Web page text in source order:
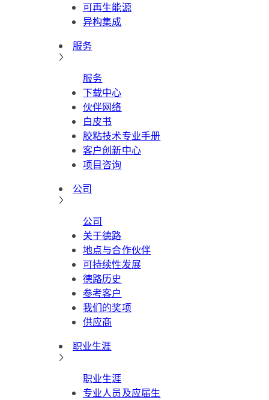
可再生能源
异构集成
服务
服务
下载中心
伙伴网络
白皮书
胶粘技术专业手册
客户创新中心
项目咨询
公司
公司
关于德路
地点与合作伙伴
可持续性发展
德路历史
参考客户
我们的奖项
供应商
职业生涯
职业生涯
专业人员及应届生